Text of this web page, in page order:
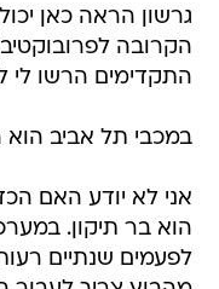
גרשון הראה כאן
הקרובה
התקדימים הרשו לי
במכבי תל אביב הוא
אני לא יודע האם
הוא בר תיקון.
לפעמים שנתיים